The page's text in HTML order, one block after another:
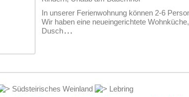
In unserer Ferien­wohnung können 2-6
Wir haben eine neueingerichtete
Dusch...
Südsteirisches Weinland Lebring